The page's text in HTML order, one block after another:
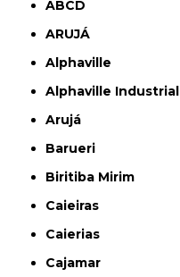
ABCD
ARUJÁ
Alphaville
Alphaville Industrial
Arujá
Barueri
Biritiba Mirim
Caieiras
Caierias
Cajamar